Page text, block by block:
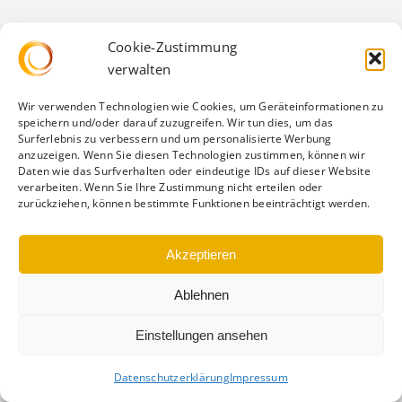
Cookie-Zustimmung
verwalten
Wir verwenden Technologien wie Cookies, um Geräteinformationen zu
speichern und/oder darauf zuzugreifen. Wir tun dies, um das
Surferlebnis zu verbessern und um personalisierte Werbung
anzuzeigen. Wenn Sie diesen Technologien zustimmen, können wir
Daten wie das Surfverhalten oder eindeutige IDs auf dieser Website
verarbeiten. Wenn Sie Ihre Zustimmung nicht erteilen oder
zurückziehen, können bestimmte Funktionen beeinträchtigt werden.
Akzeptieren
Ablehnen
Einstellungen ansehen
DatenschutzerklärungImpressum